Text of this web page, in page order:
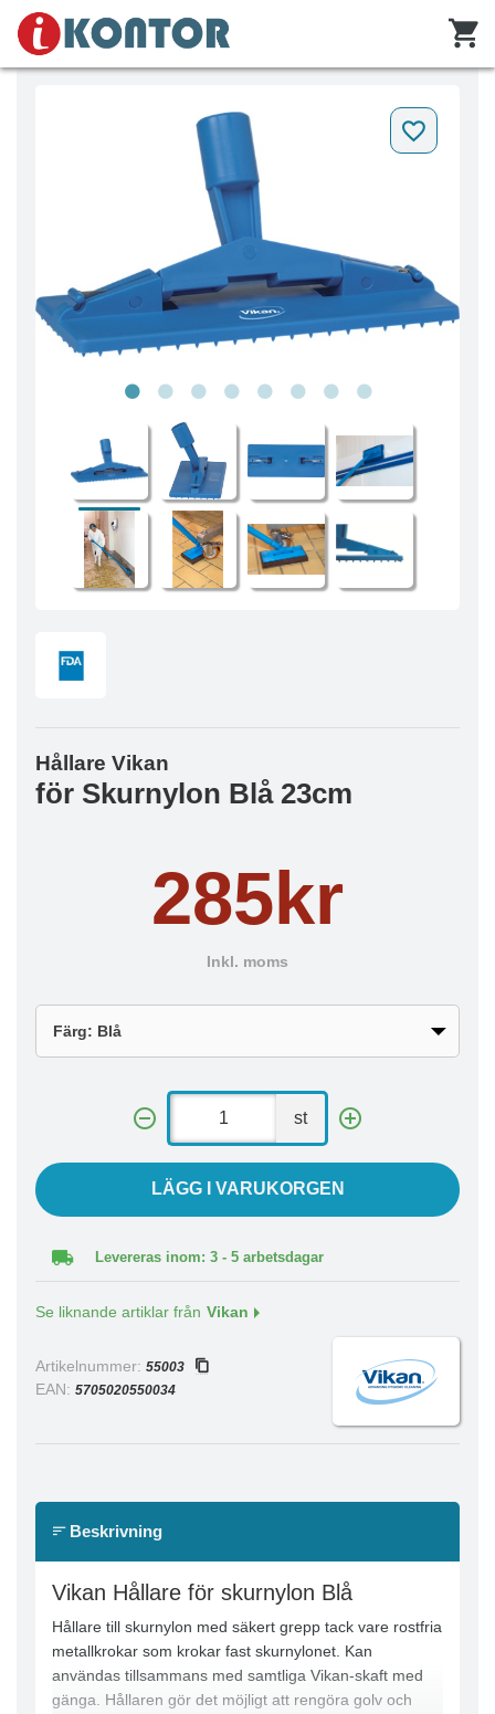
Hållare Vikan
för Skurnylon Blå 23cm
285kr
Inkl. moms
st
LÄGG I VARUKORGEN
Levereras inom: 3 - 5 arbetsdagar
Se liknande artiklar från Vikan
Artikelnummer: 55003
EAN: 5705020550034
Beskrivning
Vikan Hållare för skurnylon Blå
Hållare till skurnylon med säkert grepp tack vare rostfria
metallkrokar som krokar fast skurnylonet. Kan
användas tillsammans med samtliga Vikan-skaft med
gänga. Hållaren gör det möjligt att rengöra golv och